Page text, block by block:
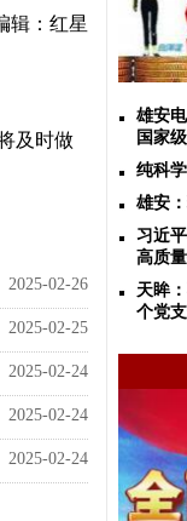
辑：红星
及时做
2025-02-26
2025-02-25
2025-02-24
2025-02-24
2025-02-24
雄安
国家
纯科
雄安
习近
高质
天眸
个党